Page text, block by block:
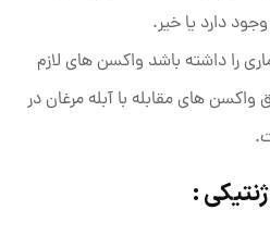
دارد یا خیر.
را داشته باشد واکسن های لازم
واکسن های مقابله با آبله مرغان در